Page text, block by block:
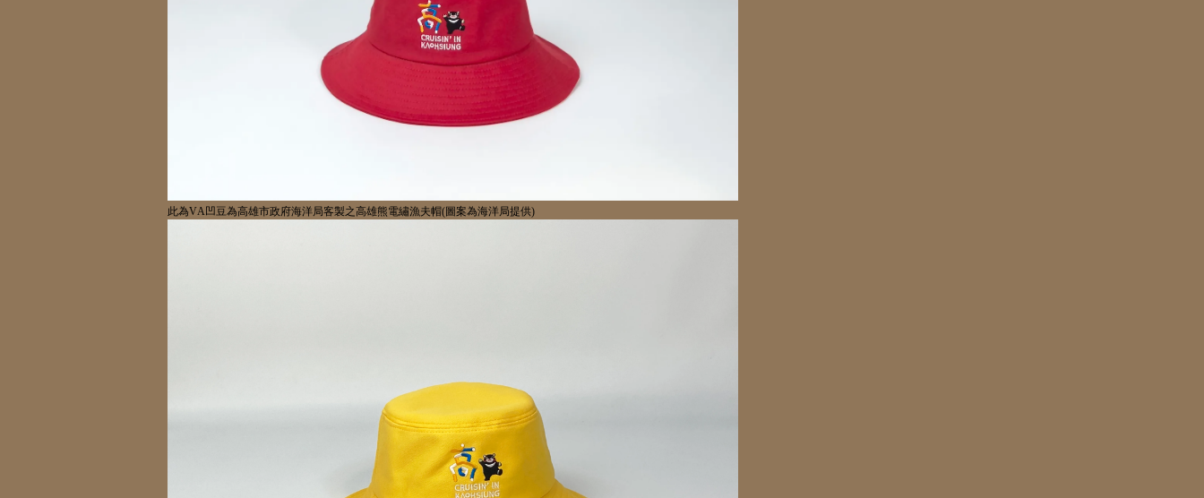
此為VA凹豆為高雄市政府海洋局客製之高雄熊電繡漁夫帽(圖案為海洋局提供)